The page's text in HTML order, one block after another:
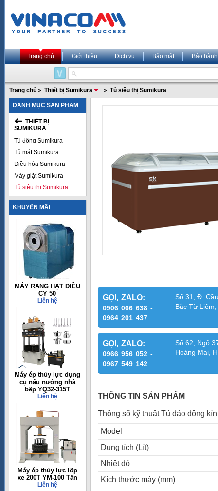
Trang chủ Giới thiệu Dịch vụ Bảo mật Bảo hành
Trang chủ » Thiết bị Sumikura » Tủ siêu thị Sumikura
DANH MỤC SẢN PHẨM
THIẾT BỊ
SUMIKURA
Tủ đông Sumikura
Tủ mát Sumikura
Điều hòa Sumikura
Máy giặt Sumikura
Tủ siêu thị Sumikura
KHUYẾN MÃI
MÁY RANG HẠT ĐIỀU
CY 50
Liên hệ
Máy ép thủy lực dụng
cụ nấu nướng nhà
bếp YQ32-315T
Liên hệ
Máy ép thủy lực lốp
xe 200T YM-100 Tấn
Liên hệ
GỌI, ZALO:
0906 066 638 -
0964 201 437
Số 31, Đ.
Bắc Từ
GỌI, ZALO:
0966 956 052 -
0967 549 142
Số 62, Ngõ
Hoàng Mai,
THÔNG TIN SẢN PHẨM
Thông số kỹ thuật Tủ đảo đông
Model
Dung tích (Lít)
Nhiệt độ
Kích thước máy (mm)